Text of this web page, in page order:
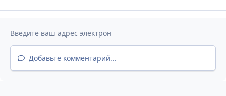
Добавьте комментарий...